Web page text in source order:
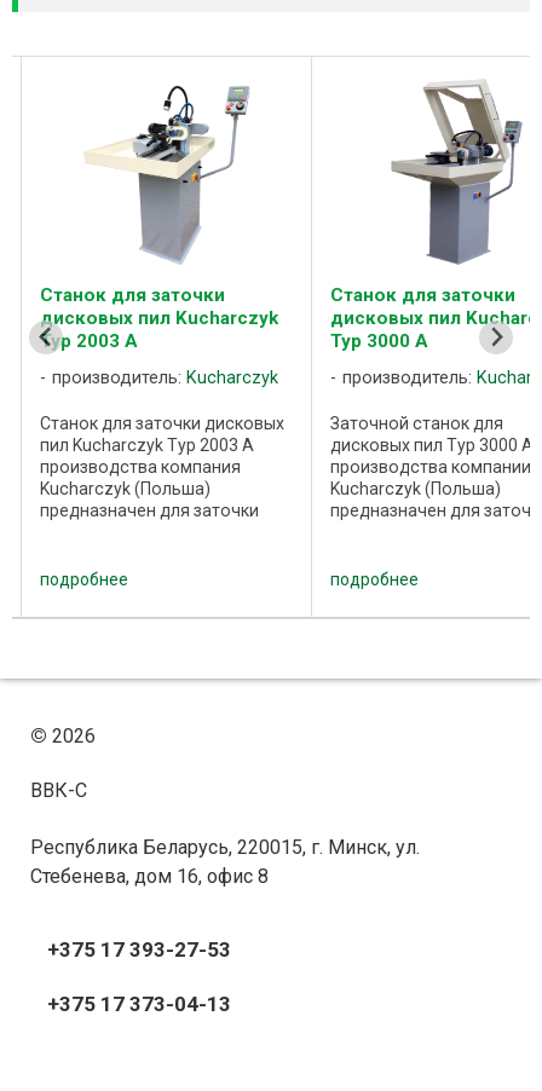
Станок для заточки
дисковых пил Kucharczyk
Typ 2003 A
производитель: Kucharczyk
Станок для заточки дисковых
пил Kucharczyk Typ 2003 A
производства компания
Kucharczyk (Польша)
предназначен для заточки
режущих зубьев дисковых пил
задней грани, с ...
подробнее
Станок для заточки
дисковых пил
Typ 3000 A
производитель:
Заточной станок для
дисковых пил Typ 3000 A
производства компании
Kucharczyk (Польша)
предназначен для
станок Typ 3000 A
режиме различные
подробнее
© 2026
ВВК-С
Республика Беларусь, 220015, г. Минск, ул.
Стебенева, дом 16, офис 8
+375 17 393-27-53
+375 17 373-04-13